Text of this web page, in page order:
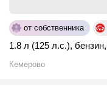
от собственника
1.8 л (125 л.с.), бензин,
Кемерово